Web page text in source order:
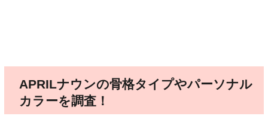
APRILナウンの骨格タイプやパーソナル
カラーを調査！